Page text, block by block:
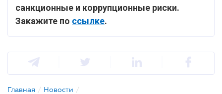
санкционные и коррупционные риски.
Закажите по ссылке.
Главная / Новости /